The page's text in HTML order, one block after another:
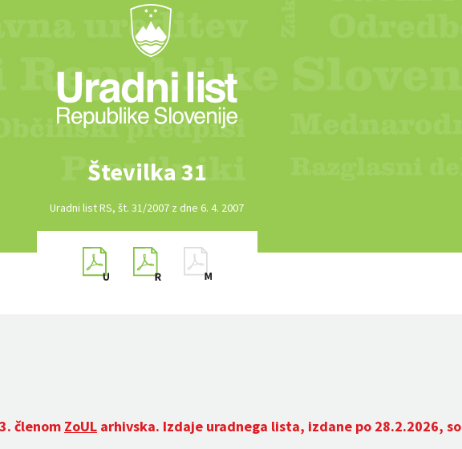
Številka 31
Uradni list RS, št. 31/2007 z dne 6. 4. 2007
členom ZoUL arhivska. Izdaje uradnega lista, izdane po 28.2.2026, so